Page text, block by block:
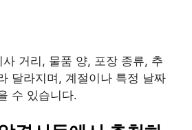
거리, 물품 양, 포장 종류, 추
달라지며, 계절이나 특정 날짜
수 있습니다.